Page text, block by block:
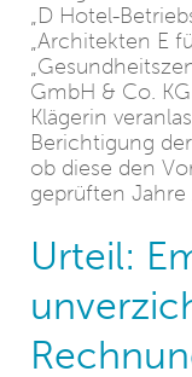
„D Hotel-
„Architekten E
GmbH & Co. KG
Klägerin
Berichtigung
ob diese den
geprüften Jahre
Urteil: